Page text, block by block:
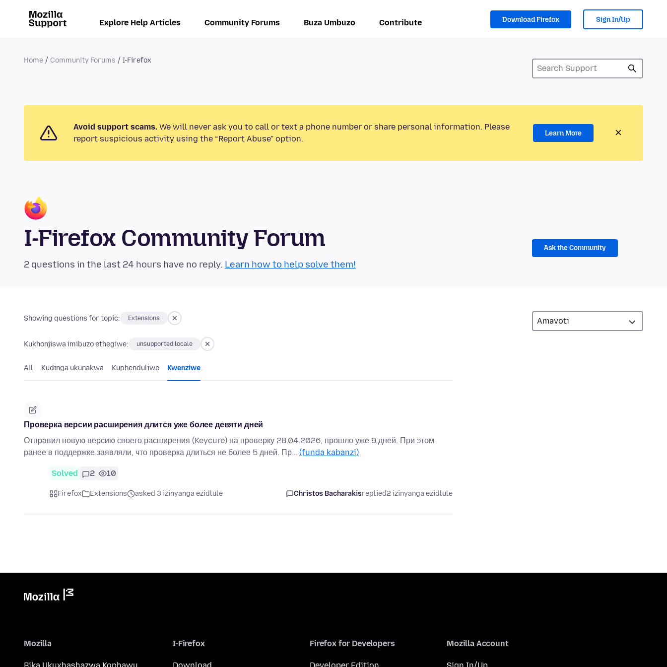
Explore Help Articles Community Forums Buza Umbuzo Contribute Download Firefox Sign In/Up
Home Community Forums I-Firefox
Avoid support scams. We will never ask you to call or text a phone number or share personal information. Please
report suspicious activity using the “Report Abuse” option.
Learn More
I-Firefox Community Forum
2 questions in the last 24 hours have no reply. Learn how to help solve them!
Ask the Community
Showing questions for topic: Extensions
Kukhonjiswa imibuzo ethegiwe: unsupported locale
All Kudinga ukunakwa Kuphenduliwe Kwenziwe
Проверка версии расширения длится уже более девяти дней
Отправил новую версию своего расширения (Keycure) на проверку 28.04.2026, прошло уже 9 дней. При этом
ранее в поддержке заявляли, что проверка длиться не более 5 дней. Пр… (funda kabanzi)
Solved 2 10
Firefox Extensions asked 3 izinyanga ezidlule Christos Bacharakisreplied2 izinyanga ezidlule
Mozilla I-Firefox Firefox for Developers Mozilla Account